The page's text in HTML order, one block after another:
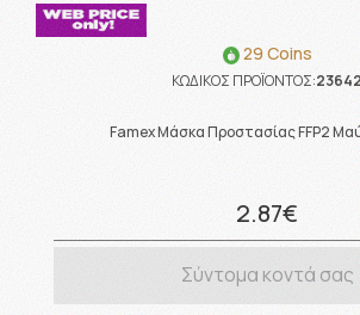
29 Coins
ΚΩΔΙΚΟΣ ΠΡΟΪΟΝΤΟΣ:23642
Famex Μάσκα Προστασίας FFP2
2.87€
Σύντομα κοντά σας